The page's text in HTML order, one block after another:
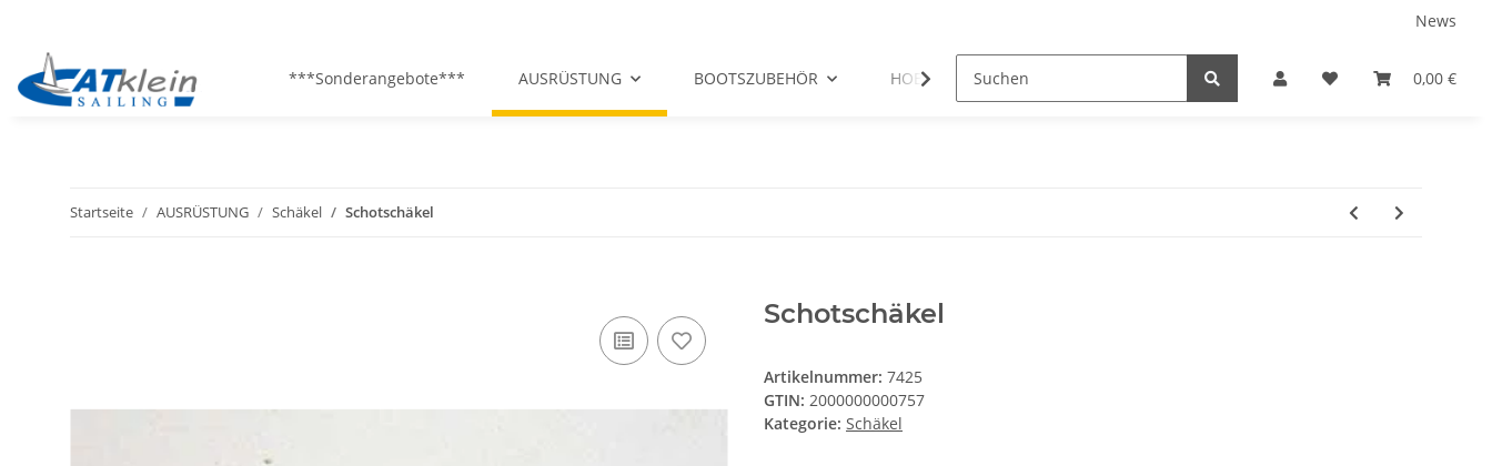
News
0,00 €
***Sonderangebote*** AUSRÜSTUNG BOOTSZUBEHÖR HOBIE-ERSATZTEILE GEBRAUCHT
Startseite AUSRÜSTUNG Schäkel Schotschäkel
Schotschäkel
Artikelnummer: 7425
GTIN: 2000000000757
Kategorie: Schäkel